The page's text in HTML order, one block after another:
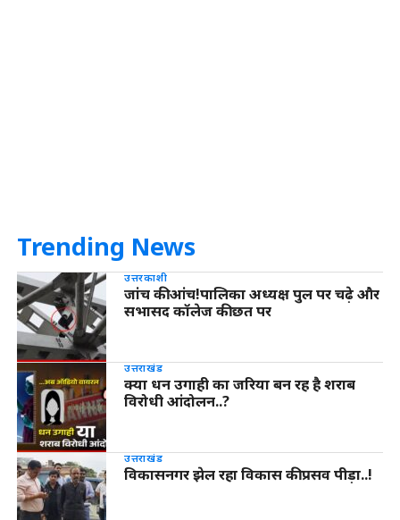
Trending News
उत्तरकाशी
जांच की आंच!पालिका अध्यक्ष पुल पर चढ़े और
सभासद कॉलेज की छत पर
उत्तराखंड
क्या धन उगाही का जरिया बन रह है शराब
विरोधी आंदोलन..?
उत्तराखंड
विकासनगर झेल रहा विकास की प्रसव पीड़ा..!